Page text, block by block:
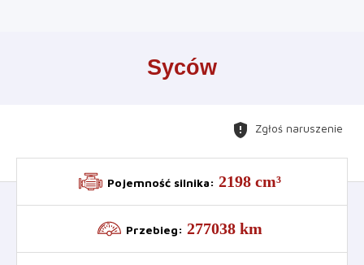
Syców
gpp_maybe Zgłoś naruszenie
Pojemność silnika: 2198 cm³
Przebieg: 277038 km